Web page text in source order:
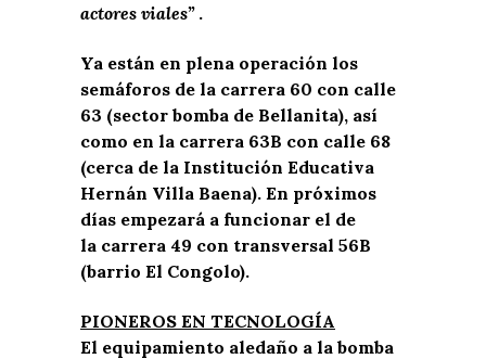
actores viales” .
Ya están en plena operación los
semáforos de la carrera 60 con calle
63 (sector bomba de Bellanita), así
como en la carrera 63B con calle 68
(cerca de la Institución Educativa
Hernán Villa Baena). En próximos
días empezará a funcionar el de
la carrera 49 con transversal 56B
(barrio El Congolo).
PIONEROS EN TECNOLOGÍA
El equipamiento aledaño a la bomba